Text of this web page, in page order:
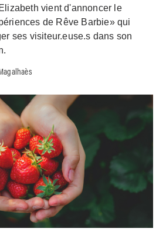
vient d'annoncer le
de Rêve Barbie» qui
ses visiteur.euse.s dans son